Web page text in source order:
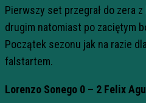
Pierwszy set przegrał do zera
drugim natomiast po zaciętym
Początek sezonu jak na razie
falstartem.
Lorenzo Sonego 0 – 2 Felix